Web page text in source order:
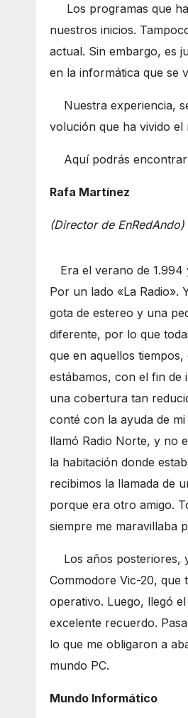
Los programas que
nuestros inicios.
actual. Sin embargo, es
en la informática que se
Nuestra experiencia,
volución que ha vivido el
Aquí podrás encontrar
Rafa Martínez
(Director de EnRedAndo)
Era el verano de
Por un lado «La Radio».
gota de estereo y una
diferente, por lo que
que en aquellos
estábamos, con el fin
una cobertura tan
conté con la ayuda de
llamó Radio Norte, y no
la habitación donde
recibimos la llamada de
porque era otro amigo.
siempre me maravillaba
Los años posteriores,
Commodore Vic-20, que
operativo. Luego, llegó
excelente recuerdo.
lo que me obligaron a
mundo PC.
Mundo Informático